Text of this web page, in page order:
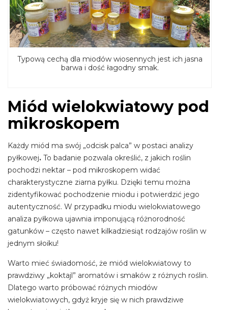
Typową cechą dla miodów wiosennych jest ich jasna
barwa i dość łagodny smak.
Miód wielokwiatowy pod
mikroskopem
Każdy miód ma swój „odcisk palca” w postaci analizy
pyłkowej. To badanie pozwala określić, z jakich roślin
pochodzi nektar – pod mikroskopem widać
charakterystyczne ziarna pyłku. Dzięki temu można
zidentyfikować pochodzenie miodu i potwierdzić jego
autentyczność. W przypadku miodu wielokwiatowego
analiza pyłkowa ujawnia imponującą różnorodność
gatunków – często nawet kilkadziesiąt rodzajów roślin w
jednym słoiku!
Warto mieć świadomość, że miód wielokwiatowy to
prawdziwy „koktajl” aromatów i smaków z różnych roślin.
Dlatego warto próbować różnych miodów
wielokwiatowych, gdyż kryje się w nich prawdziwe